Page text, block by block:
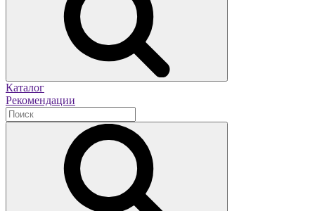
Каталог
Рекомендации